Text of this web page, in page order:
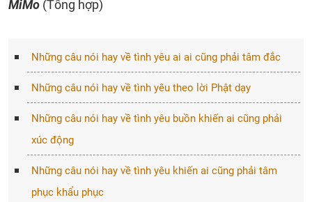
MiMo (Tổng hợp)
Những câu nói hay về tình yêu ai ai cũng phải tâm đắc
Những câu nói hay về tình yêu theo lời Phật dạy
Những câu nói hay về tình yêu buồn khiến ai cũng phải
xúc động
Những câu nói hay về tình yêu khiến ai cũng phải tâm
phục khẩu phục